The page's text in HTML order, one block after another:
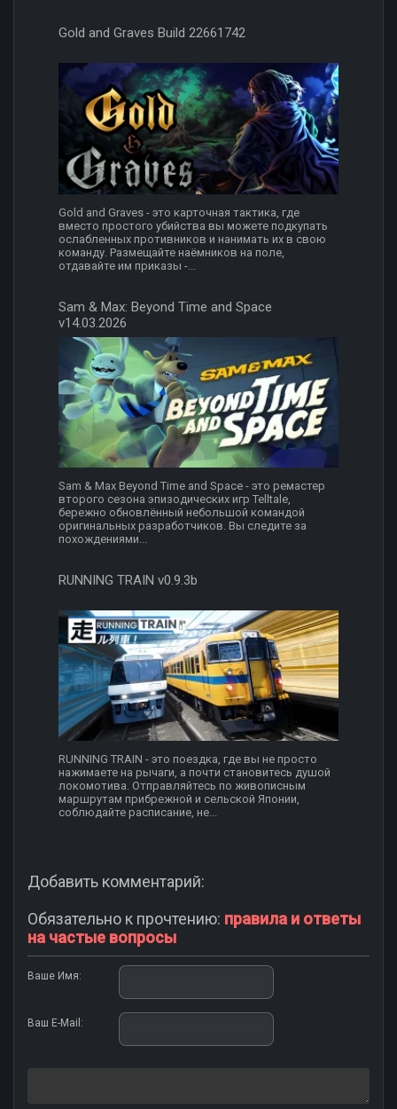
Gold and Graves Build 22661742
Gold and Graves - это карточная тактика, где
вместо простого убийства вы можете подкупать
ослабленных противников и нанимать их в свою
команду. Размещайте наёмников на поле,
отдавайте им приказы -...
Sam & Max: Beyond Time and Space
v14.03.2026
Sam & Max Beyond Time and Space - это ремастер
второго сезона эпизодических игр Telltale,
бережно обновлённый небольшой командой
оригинальных разработчиков. Вы следите за
похождениями...
RUNNING TRAIN v0.9.3b
RUNNING TRAIN - это поездка, где вы не просто
нажимаете на рычаги, а почти становитесь душой
локомотива. Отправляйтесь по живописным
маршрутам прибрежной и сельской Японии,
соблюдайте расписание, не...
Добавить комментарий:
Обязательно к прочтению: правила и ответы
на частые вопросы
Ваше Имя:
Ваш E-Mail: